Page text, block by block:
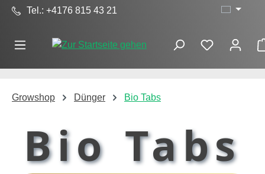
Zum Hauptinhalt springen
Tel.: +4176 815 43 21
Growshop Dünger Bio Tabs
Bio Tabs